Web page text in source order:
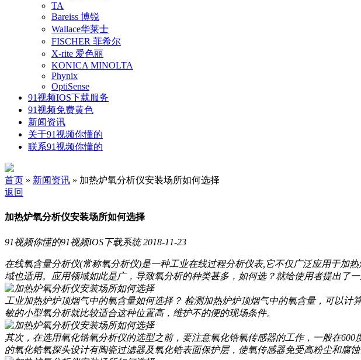
TA
Bareiss 博锐
Wallace华莱士
FISCHER 菲希尔
X-rite 爱色丽
KONICA MINOLTA
Phynix
OptiSense
91视频IOS下载服务
91视频免费黄色
新闻资讯
关于91视频你懂的
联系91视频你懂的
首页 » 新闻资讯 » 加热炉氧分析仪安装场所如何选择
返回
加热炉氧分析仪安装场所如何选择
91视频你懂的91视频IOS下载系统2018-11-23
在线氧含量分析仪(常称氧分析仪)是一种工业在线过程分析仪表,它不仅广泛应用于加热炉
域也适用。应用领域如此是广，导致氧分析的种类甚多，如何选？就给使用者提出了一道难
工业加热炉炉顶烟气中的氧含量如何选择？ 检测加热炉炉顶烟气中的氧含量，可以
敏的小型氧分析就比较适合这种位置高，维护不的便的现场条件。
其次，在选用氧化锆氧分析仪的选型之前，要注意氧化锆氧传感器的工作，一般在
的氧化锆氧探头设计有陶瓷过滤器及氧化锆表面保护层，使氧传感器免受高粉尘和腐蚀性